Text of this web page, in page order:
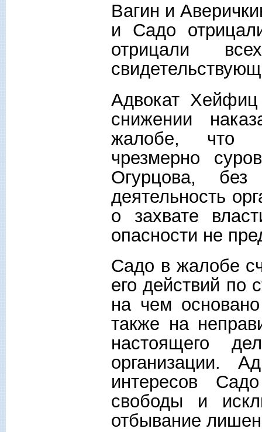
Вагин и
и Садо
отрицали
Адвокат
снижении
жалобе, что
чрезмерно
Огурцова, без
деятельность
о захвате
опасности
Садо в жалобе
его действий
на чем
также на
настоящего
организации.
интересов
свободы и
отбывание